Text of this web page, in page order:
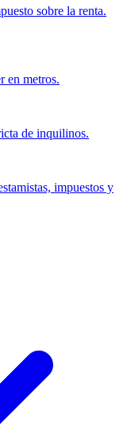
sobre la renta.
en metros.
de inquilinos.
impuestos y